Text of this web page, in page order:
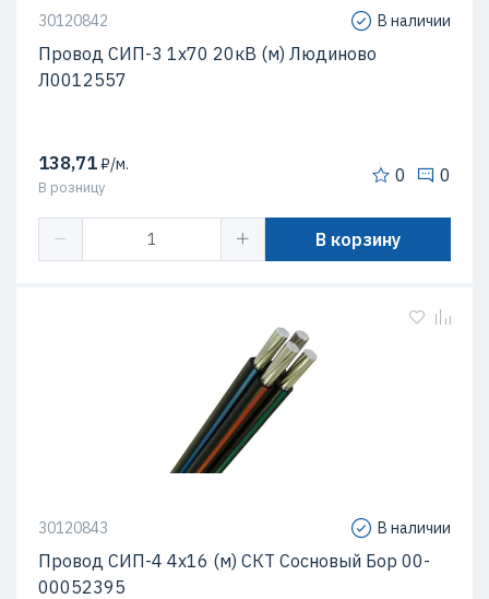
30120842 В наличии
Провод СИП-3 1х70 20кВ (м) Людиново
Л0012557
138,71₽/м.
В розницу
0 0
В корзину
30120843 В наличии
Провод СИП-4 4х16 (м) СКТ Сосновый Бор 00-
00052395